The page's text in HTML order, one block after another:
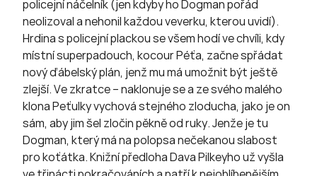
policejní náčelník (jen kdyby ho Dogman pořád
neolizoval a nehonil každou veverku, kterou uvidí).
Hrdina s policejní plackou se všem hodí ve chvíli, kdy
místní superpadouch, kocour Péťa, začne spřádat
nový ďábelský plán, jenž mu má umožnit být ještě
zlejší. Ve zkratce – naklonuje se a ze svého malého
klona Peťulky vychová stejného zloducha, jako je on
sám, aby jim šel zločin pěkně od ruky. Jenže je tu
Dogman, který má na polopsa nečekanou slabost
pro koťátka. Knižní předloha Dava Pilkeyho už vyšla